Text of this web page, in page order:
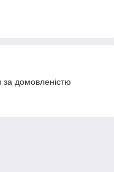
домовленістю